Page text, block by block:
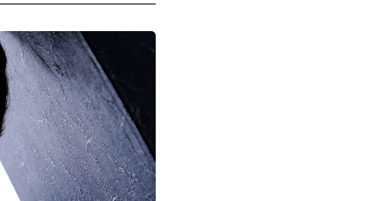
#R&B/ソウル